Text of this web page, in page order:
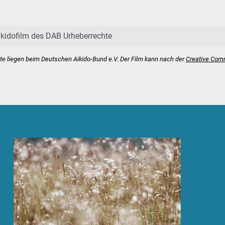
des DAB Urheberrechte
beim Deutschen Aikido-Bund e.V. Der Film kann nach derCreative